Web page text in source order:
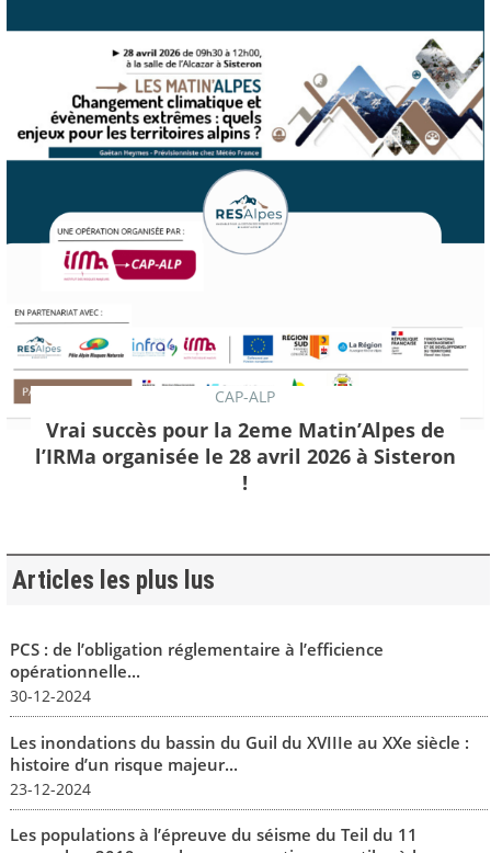
CAP-ALP
Vrai succès pour la 2eme Matin’Alpes de
l’IRMa organisée le 28 avril 2026 à Sisteron
!
Articles les plus lus
PCS : de l’obligation réglementaire à l’efficience
opérationnelle...
30-12-2024
Les inondations du bassin du Guil du XVIIIe au XXe siècle :
histoire d’un risque majeur...
23-12-2024
Les populations à l’épreuve du séisme du Teil du 11